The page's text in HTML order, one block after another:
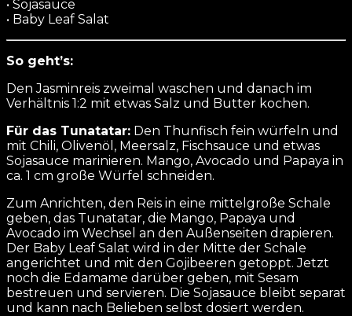
• Sojasauce
• Baby Leaf Salat
So geht’s:
Den Jasminreis zweimal waschen und danach im
Verhältnis 1:2 mit etwas Salz und Butter kochen.
Für das Tunatatar: Den Thunfisch fein würfeln und
mit Chili, Olivenöl, Meersalz, Fischsauce und etwas
Sojasauce marinieren. Mango, Avocado und Papaya in
ca. 1 cm große Würfel schneiden.
Zum Anrichten, den Reis in eine mittelgroße Schale
geben, das Tunatatar, die Mango, Papaya und
Avocado im Wechsel an den Außenseiten drapieren.
Der Baby Leaf Salat wird in der Mitte der Schale
angerichtet und mit den Gojibeeren getoppt. Jetzt
noch die Edamame darüber geben, mit Sesam
bestreuen und servieren. Die Sojasauce bleibt separat
und kann nach Belieben selbst dosiert werden.